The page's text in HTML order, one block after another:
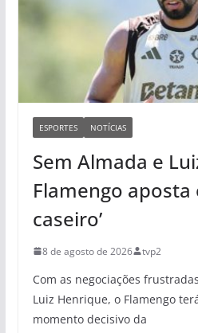
ESPORTES NOTÍCIAS
Sem Almada e
Flamengo aposta
caseiro’
8 de agosto de 2026 tvp2
Com as negociações
Luiz Henrique, o Flamengo
momento decisivo da